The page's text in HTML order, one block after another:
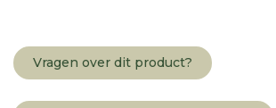
Vragen over dit product?